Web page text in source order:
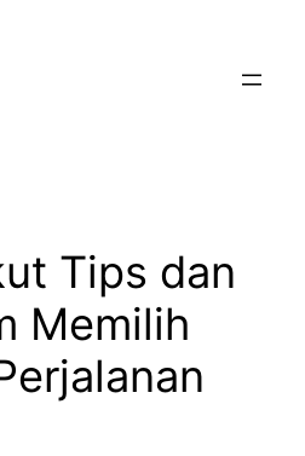
Tips dan
Memilih